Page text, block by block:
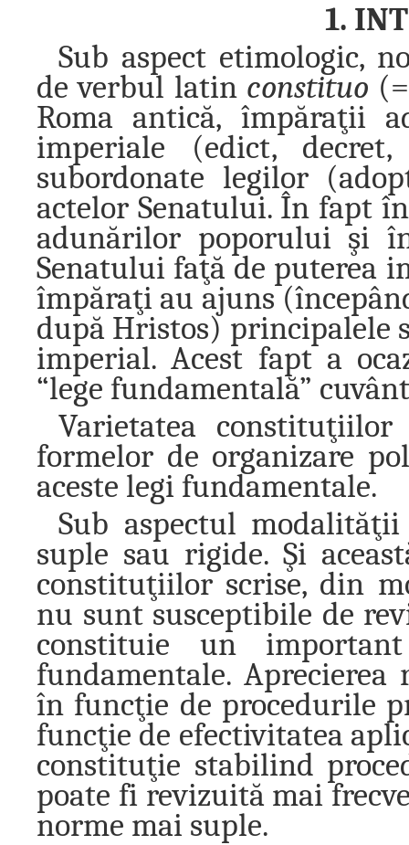
1.
Sub aspect etimologic,
de verbul latin constituo
Roma antică, împăraţii
imperiale (edict,
subordonate legilor
actelor Senatului. În fapt
adunărilor poporului şi
Senatului faţă de puterea
împăraţi au ajuns
după Hristos) principalele
imperial. Acest fapt a
“lege fundamentală”
Varietatea
formelor de organizare
aceste legi fundamentale.
Sub aspectul
suple sau rigide. Şi
constituţiilor scrise, din
nu sunt susceptibile de
constituie un
fundamentale.
în funcţie de procedurile
funcţie de efectivitatea
constituţie stabilind
poate fi revizuită mai
norme mai suple.